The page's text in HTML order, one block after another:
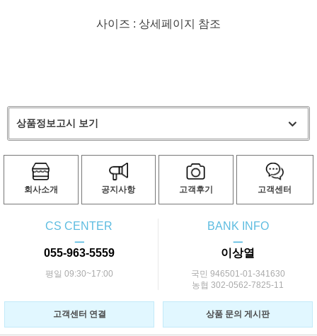
사이즈 : 상세페이지 참조
상품정보고시 보기
회사소개 공지사항 고객후기 고객센터
CS CENTER
ㅡ
055-963-5559
평일 09:30~17:00
BANK INFO
ㅡ
이상열
국민 946501-01-341630
농협 302-0562-7825-11
고객센터 연결 상품 문의 게시판